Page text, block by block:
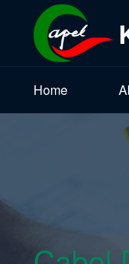
Home